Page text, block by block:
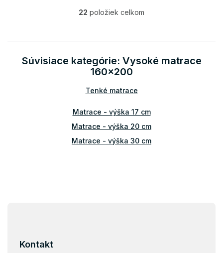
O
á
a
c
e
r
k
y
v
22 položiek celkom
Súvisiace kategórie: Vysoké matrace
160×200
Tenké matrace
Matrace - výška 17 cm
Matrace - výška 20 cm
Matrace - výška 30 cm
Kontakt